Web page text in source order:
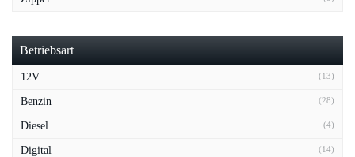
Betriebsart
12V (13)
Benzin (28)
Diesel (4)
Digital (14)